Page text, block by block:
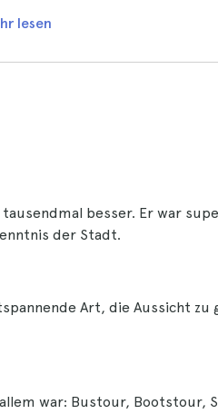
lesen
besser. Er war
der Stadt.
Art, die Aussicht zu
war: Bustour, Bootstour,